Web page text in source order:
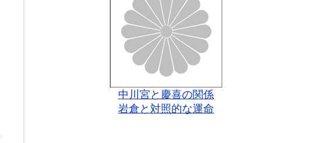
中川宮と慶喜の関係
岩倉と対照的な運命